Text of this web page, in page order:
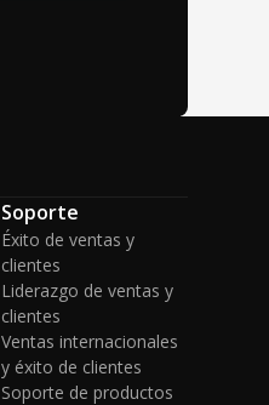
Soporte
Éxito de ventas y
clientes
Liderazgo de ventas y
clientes
Ventas internacionales
y éxito de clientes
Soporte de productos